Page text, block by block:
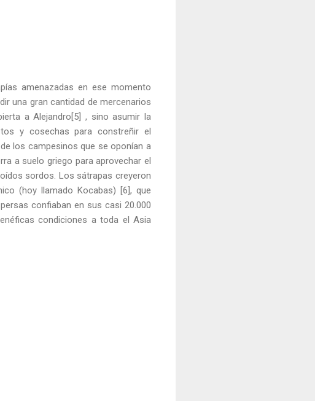
amenazadas en ese momento
una gran cantidad de mercenarios
a Alejandro[5] , sino asumir la
y cosechas para constreñir el
los campesinos que se oponían a
a suelo griego para aprovechar el
sordos. Los sátrapas creyeron
(hoy llamado Kocabas) [6], que
confiaban en sus casi 20.000
condiciones a toda el Asia